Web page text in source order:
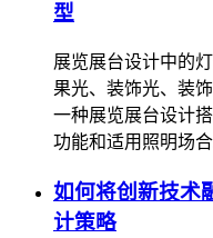
型
展览展台设计中的
果光、装饰光、装
一种展览展台设计
功能和适用照明场合
如何将创新技术
计策略